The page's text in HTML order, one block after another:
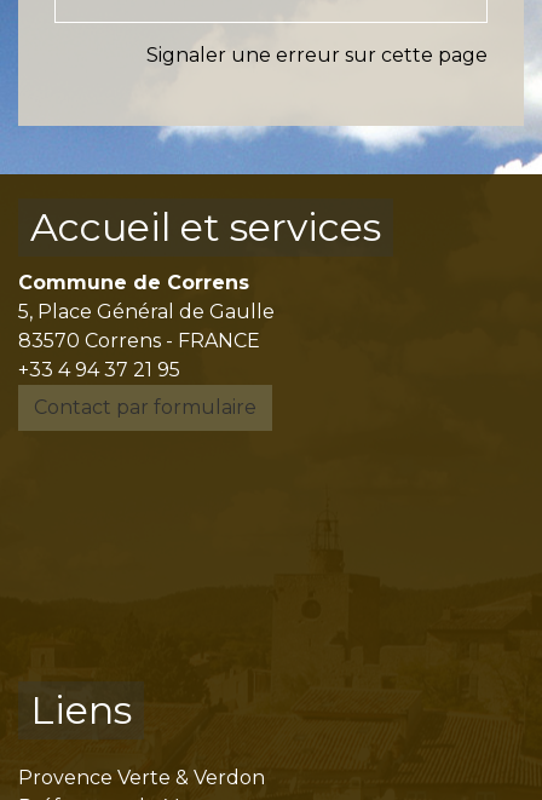
Signaler une erreur sur cette page
Accueil et services
Commune de Correns
5, Place Général de Gaulle
83570 Correns - FRANCE
+33 4 94 37 21 95
Contact par formulaire
Liens
Provence Verte & Verdon